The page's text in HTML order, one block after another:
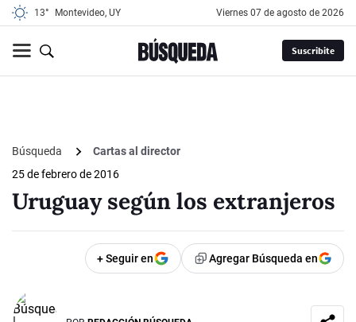
13° Montevideo, UY viernes 07 de agosto de 2026
Suscribite
Búsqueda
Cartas al director
25 de febrero de 2016
Uruguay según los extranjeros
+ Seguir en Agregar Búsqueda en